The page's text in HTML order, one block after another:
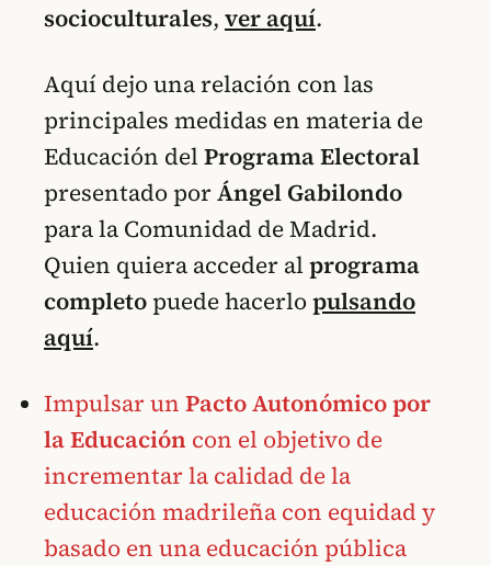
socioculturales, ver aquí.
Aquí dejo una relación con las
principales medidas en materia de
Educación delPrograma Electoral
presentado porÁngel Gabilondo
para la Comunidad de Madrid.
Quien quiera acceder alprograma
completo puede hacerlopulsando
aquí.
Impulsar un Pacto Autonómico por
la Educación con el objetivo de
incrementar la calidad de la
educación madrileña con equidad y
basado en una educación pública